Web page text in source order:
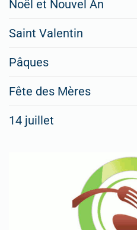
Noël et Nouvel An
Saint Valentin
Pâques
Fête des Mères
14 juillet